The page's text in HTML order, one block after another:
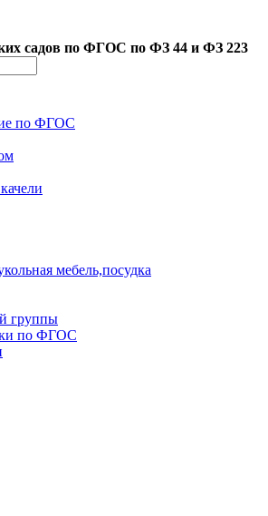
садов по ФГОC по ФЗ 44 и ФЗ 223
по ФГОС
мебель,посудка
группы
по ФГОС